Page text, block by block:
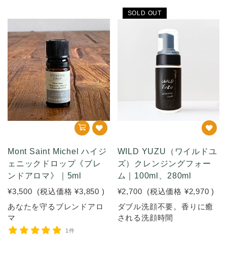
Mont Saint Michel ハイジ
ェニックドロップ《ブレ
ンドアロマ》｜5ml
¥3,500
(税込価格 ¥3,850 )
あなたを守るブレンドアロ
マ
1件
SOLD OUT
WILD YUZU（ワイルドユ
ズ）クレンジングフォー
ム｜100ml、280ml
¥2,700
(税込価格 ¥2,970 )
ダブル洗顔不要。香りに癒
される洗顔時間